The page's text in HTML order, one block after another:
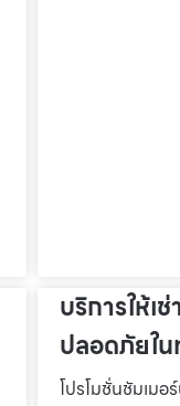
บริการให้เ
ปลอดภัยใ
โปรโมชั่นชัมเมอ